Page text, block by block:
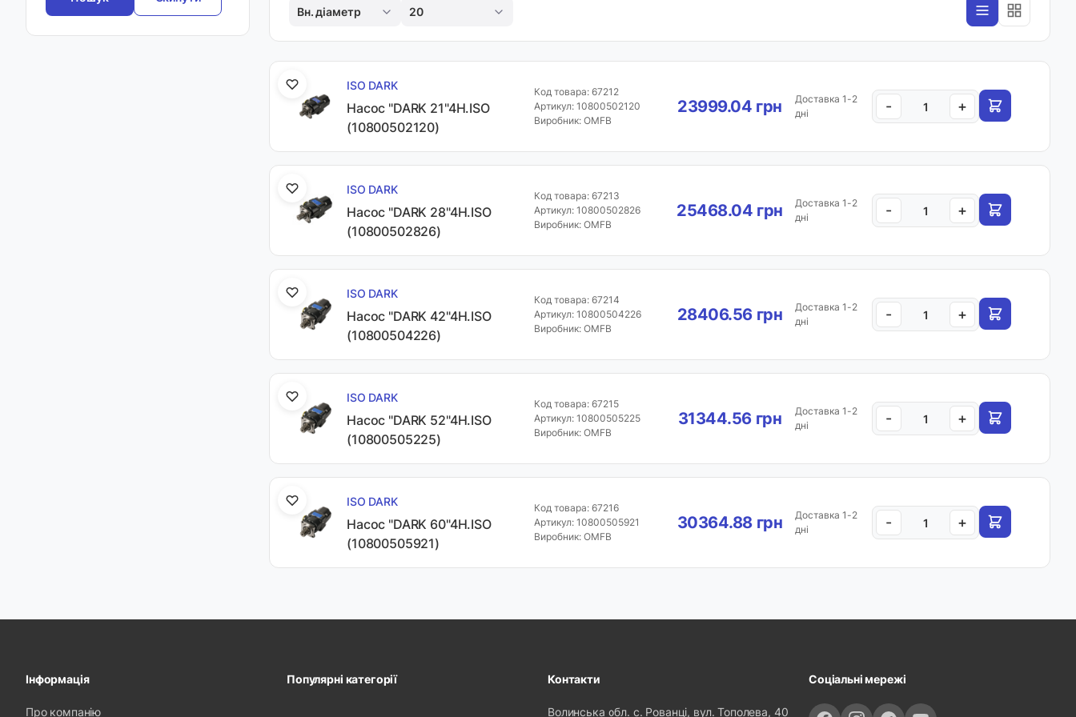
Вн. діаметр 20
ISO DARK
Насос "DARK 21"4H.ISO
(10800502120)
Код товара: 67212
Артикул: 10800502120
Виробник: OMFB
23999.04 грн
Доставка 1-2
дні
- +
ISO DARK
Насос "DARK 28"4H.ISO
(10800502826)
Код товара: 67213
Артикул: 10800502826
Виробник: OMFB
25468.04 грн
Доставка 1-2
дні
- +
ISO DARK
Насос "DARK 42"4H.ISO
(10800504226)
Код товара: 67214
Артикул: 10800504226
Виробник: OMFB
28406.56 грн
Доставка 1-2
дні
- +
ISO DARK
Насос "DARK 52"4H.ISO
(10800505225)
Код товара: 67215
Артикул: 10800505225
Виробник: OMFB
31344.56 грн
Доставка 1-2
дні
- +
ISO DARK
Насос "DARK 60"4H.ISO
(10800505921)
Код товара: 67216
Артикул: 10800505921
Виробник: OMFB
30364.88 грн
Доставка 1-2
дні
- +
Інформація
Про компанію
Популярні категорії Контакти
Волинська обл. с. Рованці, вул. Тополева, 40
Соціальні мережі